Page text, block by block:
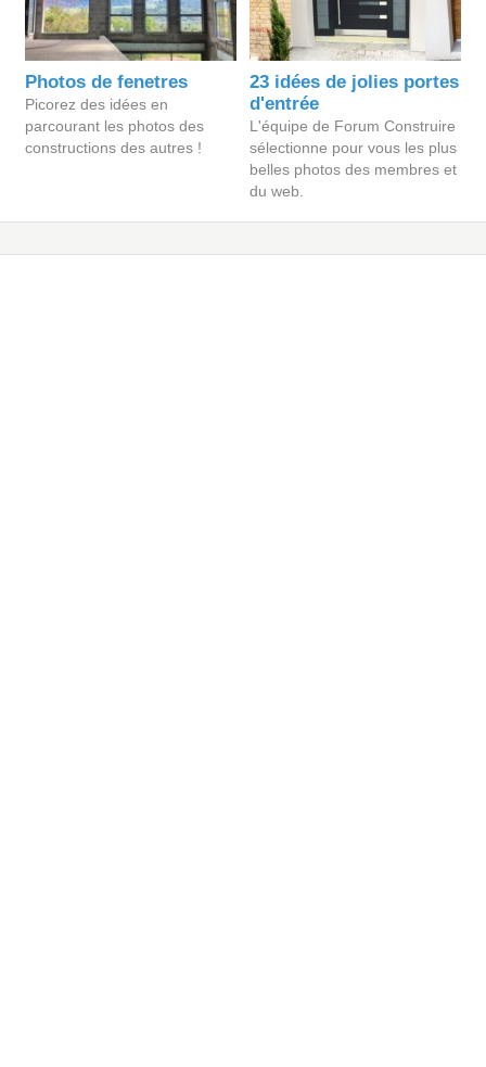
Photos de fenetres
Picorez des idées en
parcourant les photos des
constructions des autres !
23 idées de jolies portes
d'entrée
L'équipe de Forum Construire
sélectionne pour vous les plus
belles photos des membres et
du web.